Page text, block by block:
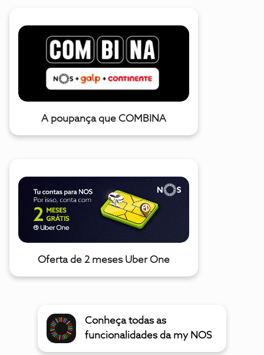
A poupança que COMBINA
Oferta de 2 meses Uber One
Conheça todas as
funcionalidades da my NOS